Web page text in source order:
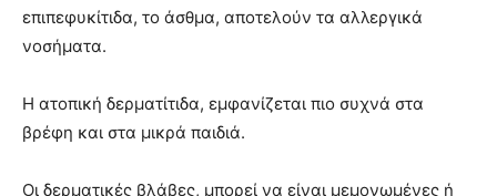
επιπεφυκίτιδα, το άσθμα, αποτελούν τα αλλεργικά
νοσήματα.
Η ατοπική δερματίτιδα, εμφανίζεται πιο συχνά στα
βρέφη και στα μικρά παιδιά.
Οι δερματικές βλάβες, μπορεί να είναι μεμονωμένες ή